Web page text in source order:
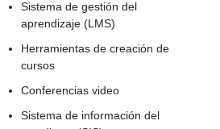
Sistema de gestión del
aprendizaje (LMS)
Herramientas de creación de
cursos
Conferencias video
Sistema de información del